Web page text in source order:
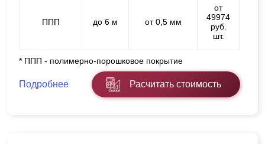
ППП до 6 м от 0,5 мм
от
49974
руб.
шт.
* ППП - полимерно-порошковое покрытие
Подробнее Расчитать стоимость